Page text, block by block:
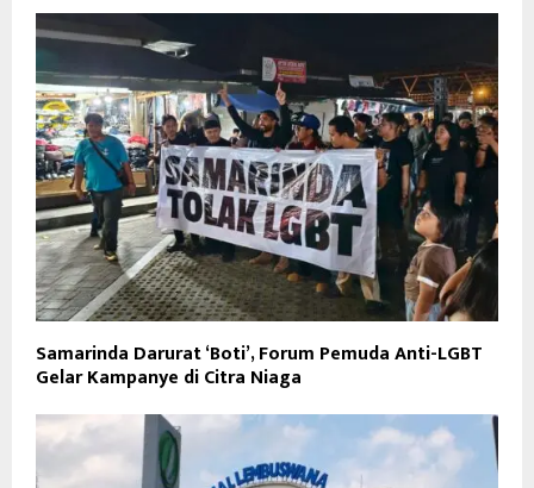
Samarinda Darurat ‘Boti’, Forum Pemuda Anti-LGBT
Gelar Kampanye di Citra Niaga